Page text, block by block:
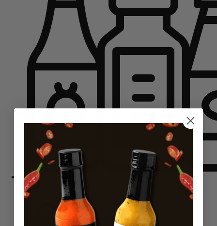
Komplektid